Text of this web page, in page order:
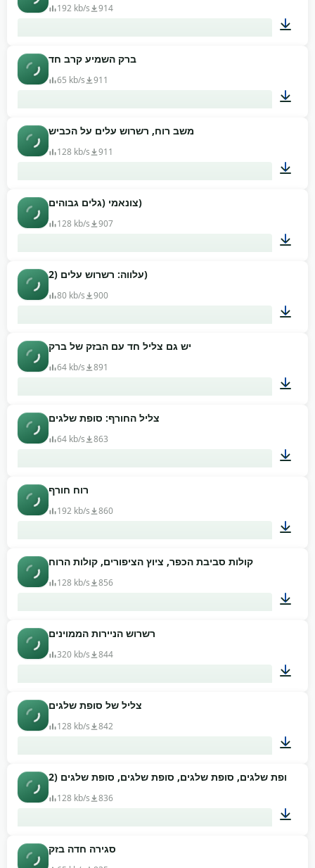
192 kb/s 914
ברק השמיע קרב חד
65 kb/s 911
משב רוח, רשרוש עלים על הכביש
128 kb/s 911
צונאמי (גלים גבוהים)
128 kb/s 907
עלווה: רשרוש עלים (2)
80 kb/s 900
יש גם צליל חד עם הבזק של ברק
64 kb/s 891
צליל החורף: סופת שלגים
64 kb/s 863
רוח חורף
192 kb/s 860
קולות סביבת הכפר, ציוץ הציפורים, קולות הרוח
128 kb/s 856
רשרוש הניירות הממוינים
320 kb/s 844
צליל של סופת שלגים
128 kb/s 842
02:04
128 kb/s
836
סגירה חדה בזק